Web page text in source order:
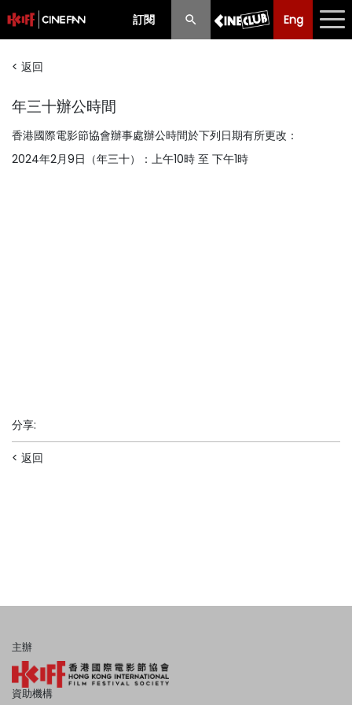
訂閱 Eng
Eng 中文
放映時間表
< 返回
年三十辦公時間
香港國際電影節協會辦事處辦公時間於下列日期有所更改：
2024年2月9日（年三十）：上午10時 至 下午1時
分享:
< 返回
主辦
資助機構